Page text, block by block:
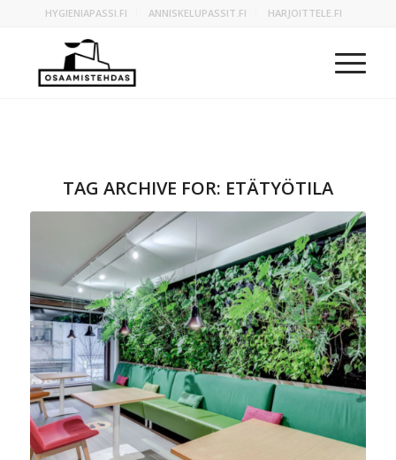
HYGIENIAPASSI.FI ANNISKELUPASSIT.FI HARJOITTELE.FI
TAG ARCHIVE FOR: ETÄTYÖTILA